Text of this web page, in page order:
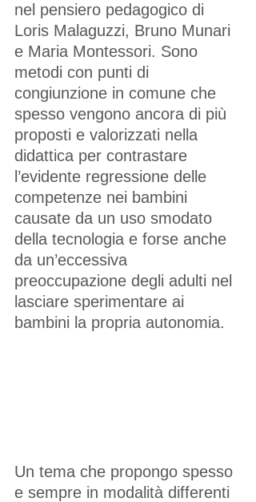
nel pensiero pedagogico di
Loris Malaguzzi, Bruno Munari
e Maria Montessori. Sono
metodi con punti di
congiunzione in comune che
spesso vengono ancora di più
proposti e valorizzati nella
didattica per contrastare
l’evidente regressione delle
competenze nei bambini
causate da un uso smodato
della tecnologia e forse anche
da un’eccessiva
preoccupazione degli adulti nel
lasciare sperimentare ai
bambini la propria autonomia.
Un tema che propongo spesso
e sempre in modalità differenti